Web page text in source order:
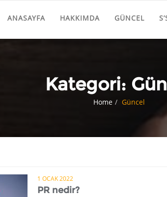
ANASAYFA HAKKIMDA GÜNCEL
Kategori:
Home Güncel
1 OCAK 2022
PR nedir?